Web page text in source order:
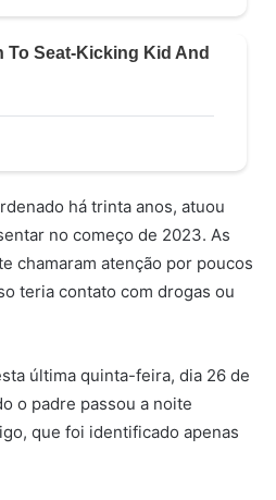
há trinta anos, atuou
no começo de 2023. As
chamaram atenção por poucos
teria contato com drogas ou
última quinta-feira, dia 26 de
o padre passou a noite
que foi identificado apenas